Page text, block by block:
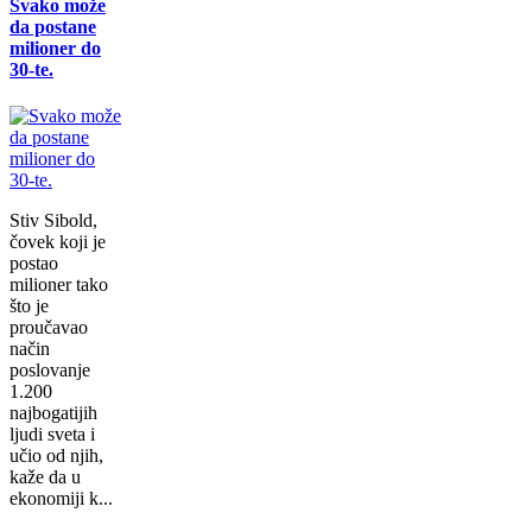
Svako može
da postane
milioner do
30-te.
Stiv Sibold,
čovek koji je
postao
milioner tako
što je
proučavao
način
poslovanje
1.200
najbogatijih
ljudi sveta i
učio od njih,
kaže da u
ekonomiji k...